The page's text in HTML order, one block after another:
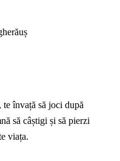
te învață să joci după
să câștigi și să pierzi
viața.